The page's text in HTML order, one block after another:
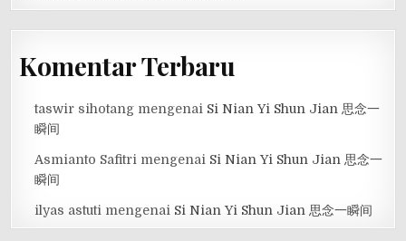
Komentar Terbaru
taswir sihotang mengenai Si Nian Yi Shun Jian 思念一
瞬间
Asmianto Safitri mengenai Si Nian Yi Shun Jian 思念一
瞬间
ilyas astuti mengenai Si Nian Yi Shun Jian 思念一瞬间